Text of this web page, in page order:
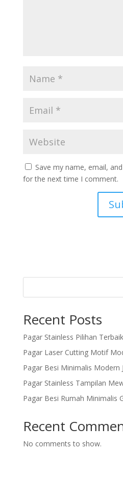
Save my name, email,
for the next time I comment.
Recent Posts
Pagar Stainless Pilihan
Pagar Laser Cutting Motif
Pagar Besi Minimalis Modern
Pagar Stainless Tampilan
Pagar Besi Rumah Minimalis
Recent
No comments to show.